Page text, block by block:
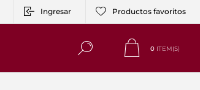
Ingresar Productos favoritos
0 ITEM(S)